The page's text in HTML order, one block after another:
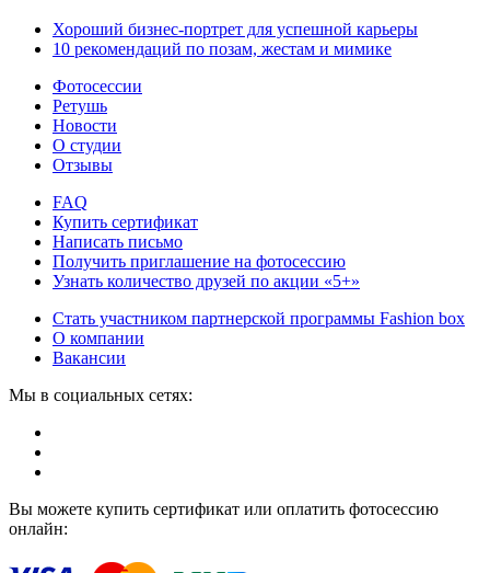
Хороший бизнес-портрет для успешной карьеры
10 рекомендаций по позам, жестам и мимике
Фотосессии
Ретушь
Новости
О студии
Отзывы
FAQ
Купить сертификат
Написать письмо
Получить приглашение на фотосессию
Узнать количество друзей по акции «5+»
Стать участником партнерской программы Fashion box
О компании
Вакансии
Мы в социальных сетях:
Вы можете купить сертификат или оплатить фотосессию
онлайн: